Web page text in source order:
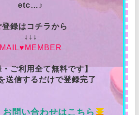
etc…♪
登録はコチラから
↓↓↓
MAIL♥MEMBER
・ご利用全て無料です】
送信するだけで登録完了
お問い合わせはこちら